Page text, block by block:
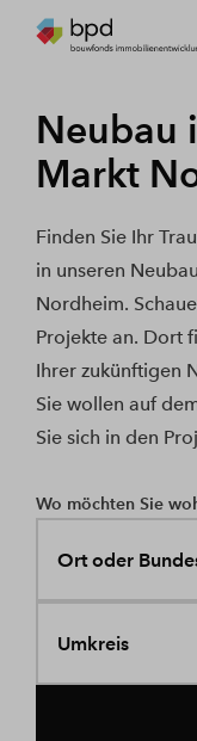
Neubau
Markt
Finden Sie Ihr
in unseren
Nordheim.
Projekte an. Dort
Ihrer zukünftigen
Sie wollen auf
Sie sich in den
Wo möchten Sie
Ort oder
Umkreis